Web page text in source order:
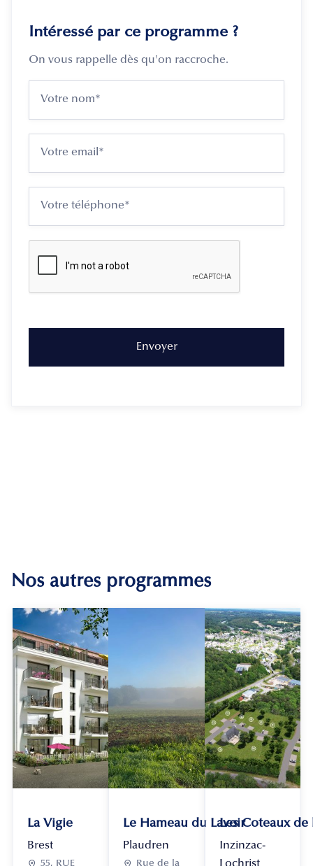
Intéressé par ce programme ?
On vous rappelle dès qu'on raccroche.
Nos autres programmes
La Vigie
Brest
 55, RUE
Le Hameau du Lavoir
Plaudren
 Rue de la
Les Coteaux
Inzinzac-
Lochrist